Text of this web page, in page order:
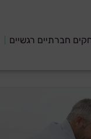
חברתיים רגשיים